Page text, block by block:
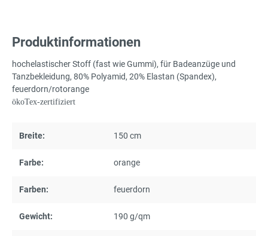
Produktinformationen
hochelastischer Stoff (fast wie Gummi), für Badeanzüge und
Tanzbekleidung, 80% Polyamid, 20% Elastan (Spandex),
feuerdorn/rotorange
ökoTex-zertifiziert
Breite: 150 cm
Farbe: orange
Farben: feuerdorn
Gewicht: 190 g/qm